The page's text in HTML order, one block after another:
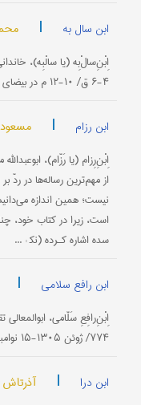
ابن سال به |
اِبْنِ‌سالْ‌بِه (یا سالْبِه)،
۴-۶ ق/ ۱۰-۱۲ م در بیضای شیراز و کازرون خانقاه داشتند.
ابن رزام |
اِبْنِ‌رِزام (یا رَزّام)،
از مهم‌ترین رساله‌ها در ردّ
است، زیرا در کتاب خود،
سده اشاره کـرده (نک‍ : ...
ابن رافع سلامی |
۷۷۴/ ژوئن ۱۳۰۵-۱۵ نوامبر ۱۳۷۲)، محدث و رجالی شافعی.
ابن درا |